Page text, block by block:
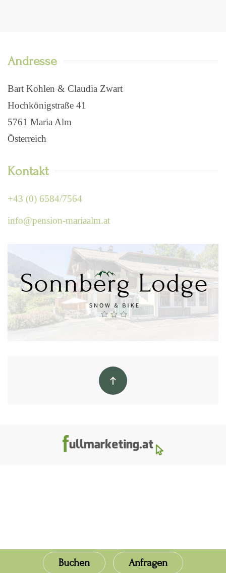
Andresse
Bart Kohlen & Claudia Zwart
Hochkönigstraße 41
5761 Maria Alm
Österreich
Kontakt
+43 (0) 6584/7564
info@pension-mariaalm.at
Buchen Anfragen